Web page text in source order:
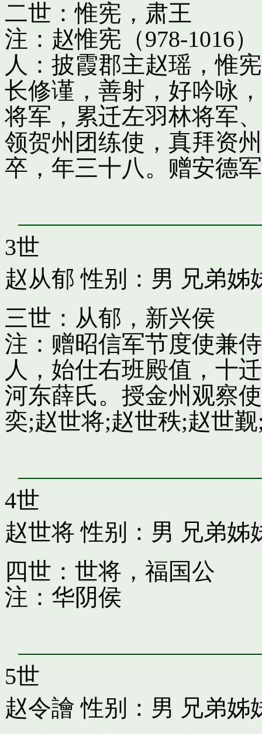
二世：惟宪，肃王
注：赵惟宪（978-1016
人：披霞郡主赵瑶，惟
长修谨，善射，好吟咏
将军，累迁左羽林将军
领贺州团练使，真拜资
卒，年三十八。赠安德
3世
赵从郁 性别：男 兄弟姊
三世：从郁，新兴侯
注：赠昭信军节度使兼
人，始仕右班殿值，十
河东薛氏。授金州观察
奕;赵世将;赵世秩;赵世
4世
赵世将 性别：男 兄弟姊
四世：世将，福国公
注：华阴侯
5世
赵令譮 性别：男 兄弟姊